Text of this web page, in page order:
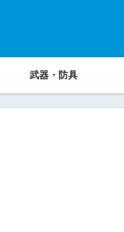
武器・防具